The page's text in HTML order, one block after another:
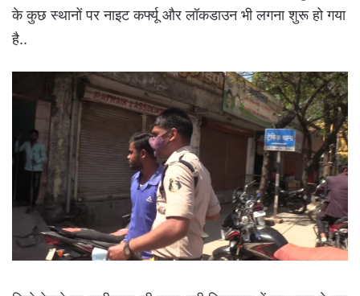
के कुछ स्थानों पर नाइट कर्फ्यू और लॉकडाउन भी लगना शुरू हो गया
है..